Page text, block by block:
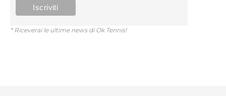
* Riceverai le ultime news di Ok Tennis!